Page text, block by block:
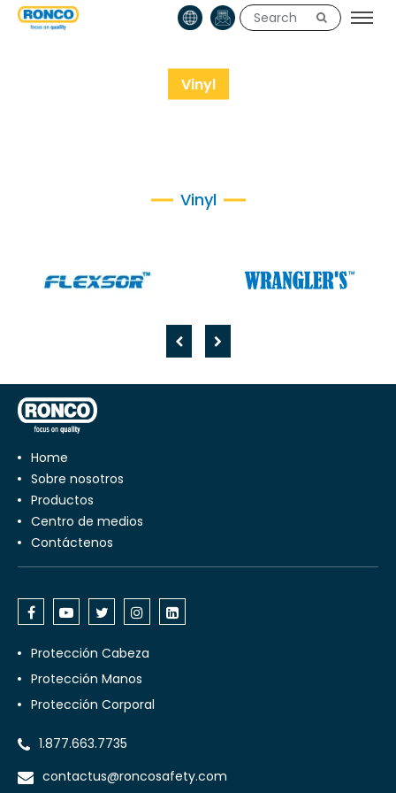
Vinyl
Vinyl
Home
Sobre nosotros
Productos
Centro de medios
Contáctenos
Protección Cabeza
Protección Manos
Protección Corporal
1.877.663.7735
contactus@roncosafety.com